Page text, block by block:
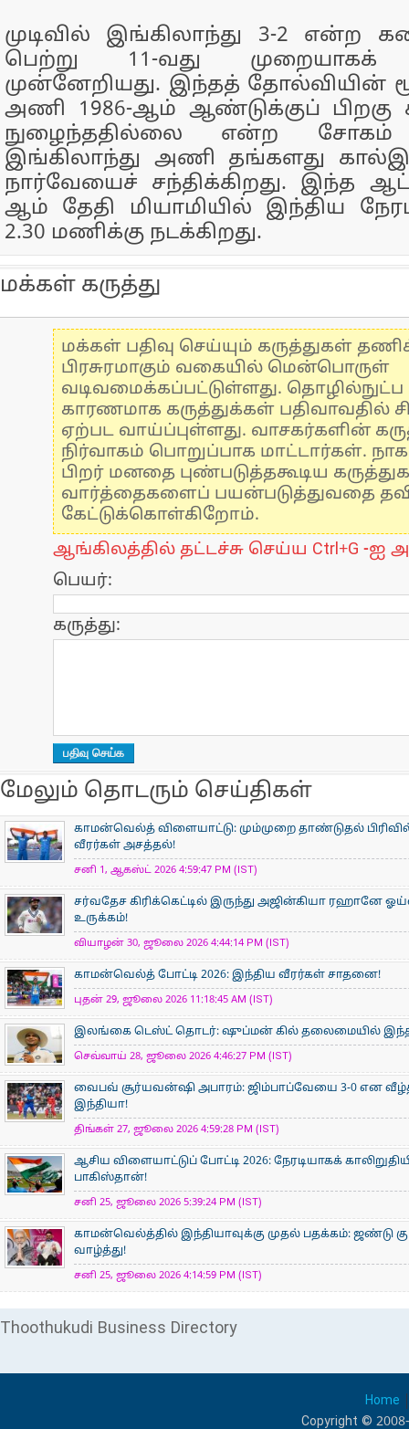
முடிவில் இங்கிலாந்து 3-2 என்ற
பெற்று 11-வது முறையாகக்
முன்னேறியது. இந்தத் தோல்வியின்
அணி 1986-ஆம் ஆண்டுக்குப் பிறகு
நுழைந்ததில்லை என்ற சோகம்
இங்கிலாந்து அணி தங்களது
நார்வேயைச் சந்திக்கிறது. இந்த
ஆம் தேதி மியாமியில் இந்திய
2.30 மணிக்கு நடக்கிறது.
மக்கள் கருத்து
மக்கள் பதிவு செய்யும் கருத்துகள்
பிரசுரமாகும் வகையில் மென்பொருள்
வடிவமைக்கப்பட்டுள்ளது.
காரணமாக கருத்துக்கள் பதிவாவதில்
ஏற்பட வாய்ப்புள்ளது. வாசகர்களின்
நிர்வாகம் பொறுப்பாக மாட்டார்கள்.
பிறர் மனதை புண்படுத்தகூடிய
வார்த்தைகளைப் பயன்படுத்துவதை
கேட்டுக்கொள்கிறோம்.
ஆங்கிலத்தில் தட்டச்சு செய்ய Ctrl+G -ஐ
பெயர்:
கருத்து:
மேலும் தொடரும் செய்திகள்
காமன்வெல்த் விளையாட்டு: மும்முறை தாண்டுதல்
வீரர்கள் அசத்தல்!
சனி 1, ஆகஸ்ட் 2026 4:59:47 PM (IST)
சர்வதேச கிரிக்கெட்டில் இருந்து அஜின்கியா ரஹானே
உருக்கம்!
வியாழன் 30, ஜூலை 2026 4:44:14 PM (IST)
காமன்வெல்த் போட்டி 2026: இந்திய வீரர்கள் சாதனை!
புதன் 29, ஜூலை 2026 11:18:45 AM (IST)
இலங்கை டெஸ்ட் தொடர்: ஷுப்மன் கில் தலைமையில் இந்திய
செவ்வாய் 28, ஜூலை 2026 4:46:27 PM (IST)
வைபவ் சூர்யவன்ஷி அபாரம்: ஜிம்பாப்வேயை 3-0 என
இந்தியா!
திங்கள் 27, ஜூலை 2026 4:59:28 PM (IST)
ஆசிய விளையாட்டுப் போட்டி 2026: நேரடியாகக்
பாகிஸ்தான்!
சனி 25, ஜூலை 2026 5:39:24 PM (IST)
காமன்வெல்த்தில் இந்தியாவுக்கு முதல் பதக்கம்: ஜண்டு
வாழ்த்து!
சனி 25, ஜூலை 2026 4:14:59 PM (IST)
Thoothukudi Business Directory
Home
Copyright ©